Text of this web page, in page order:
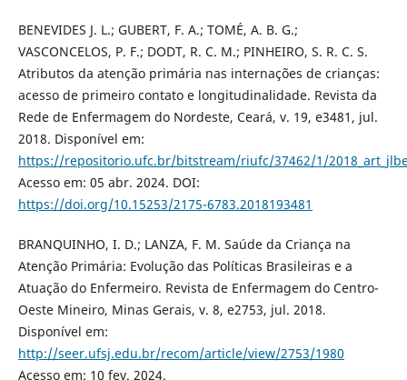
BENEVIDES J. L.; GUBERT, F. A.; TOMÉ, A. B. G.;
VASCONCELOS, P. F.; DODT, R. C. M.; PINHEIRO, S. R. C. S.
Atributos da atenção primária nas internações de crianças:
acesso de primeiro contato e longitudinalidade. Revista da
Rede de Enfermagem do Nordeste, Ceará, v. 19, e3481, jul.
2018. Disponível em:
https://repositorio.ufc.br/bitstream/riufc/37462/1/
Acesso em: 05 abr. 2024. DOI:
https://doi.org/10.15253/2175-6783.2018193481
BRANQUINHO, I. D.; LANZA, F. M. Saúde da Criança na
Atenção Primária: Evolução das Políticas Brasileiras e a
Atuação do Enfermeiro. Revista de Enfermagem do Centro-
Oeste Mineiro, Minas Gerais, v. 8, e2753, jul. 2018.
Disponível em:
http://seer.ufsj.edu.br/recom/article/view/2753/1980
Acesso em: 10 fev. 2024.